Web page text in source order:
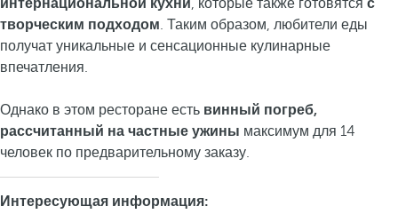
интернациональной кухни, которые также готовятся с
творческим подходом. Таким образом, любители еды
получат уникальные и сенсационные кулинарные
впечатления.
Однако в этом ресторане есть винный погреб,
рассчитанный на частные ужины максимум для 14
человек по предварительному заказу.
Интересующая информация: